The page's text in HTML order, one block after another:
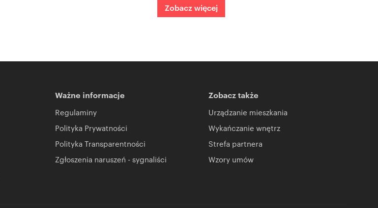
Zobacz więcej
Ważne informacje
Regulaminy
Polityka Prywatności
Polityka Transparentności
Zgłoszenia naruszeń - sygnaliści
Zobacz także
Urządzanie mieszkania
Wykańczanie wnętrz
Strefa partnera
Wzory umów